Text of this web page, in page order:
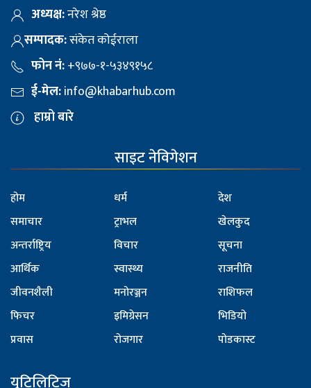
अध्यक्ष:नरेश श्रेष्ठ
सम्पादक:संकेत कोईराला
फोन नं:+९७७-१-५३४९१५८
ई-मेल:info@khabarhub.com
हाम्रो बारे
साइट नेविगेशन
होम
समाचार
अन्तर्राष्ट्रिय
आर्थिक
जीवनशैली
फिचर
प्रवास
धर्म
ट्राभल
विचार
स्वास्थ्य
मनोरञ्जन
इमिग्रेसन
रोजगार
देश
खेलकुद
सूचना
राजनीति
राशिफल
भिडियो
पोडकास्ट
युटिलिटिज